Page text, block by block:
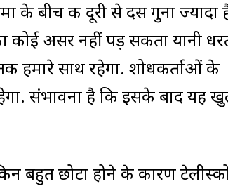
के बीच की दूरी से दस गुना ज्यादा
कोई असर नहीं पड़ सकता यानी
हमारे साथ रहेगा. शोधकर्ताओं के
संभावना है कि इसके बाद यह
बहुत छोटा होने के कारण